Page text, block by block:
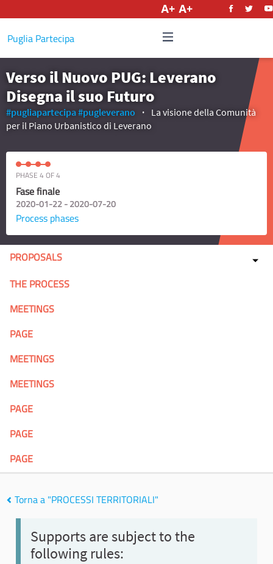
Puglia Partecipa
Verso il Nuovo PUG: Leverano
Disegna il suo Futuro
#pugliapartecipa#pugleverano
La visione della Comunità
per il Piano Urbanistico di Leverano
PHASE 4 OF 4
Fase finale
2020-01-22 - 2020-07-20
Process phases
PROPOSALS
THE PROCESS
MEETINGS
PAGE
MEETINGS
MEETINGS
PAGE
PAGE
PAGE
Torna a "PROCESSI TERRITORIALI"
Supports are subject to the
following rules: